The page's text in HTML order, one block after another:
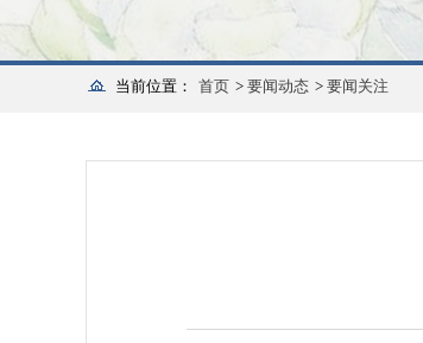
当前位置： 首页 > 要闻动态 > 要闻关注